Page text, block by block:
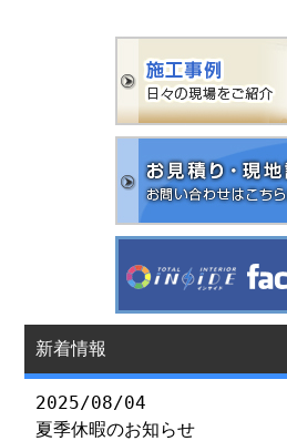
新着情報
2025/08/04
夏季休暇のお知らせ